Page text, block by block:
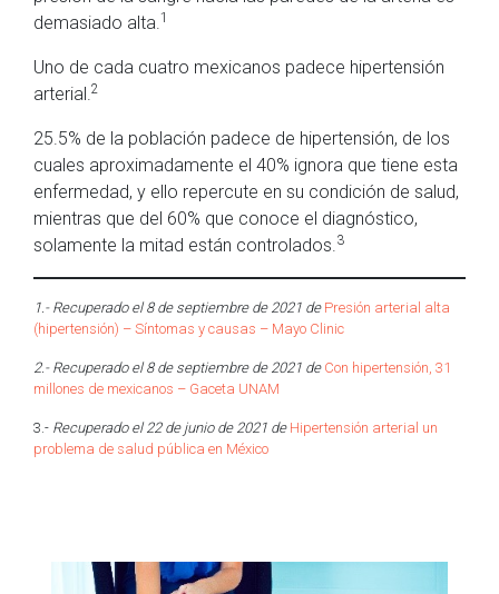
demasiado alta. 1
Uno de cada cuatro mexicanos padece hipertensión
arterial. 2
25.5% de la población padece de hipertensión, de los
cuales aproximadamente el 40% ignora que tiene esta
enfermedad, y ello repercute en su condición de salud,
mientras que del 60% que conoce el diagnóstico,
solamente la mitad están controlados. 3
1.- Recuperado el 8 de septiembre de 2021 de Presión arterial alta
(hipertensión) – Síntomas y causas – Mayo Clinic
2.- Recuperado el 8 de septiembre de 2021 de Con hipertensión, 31
millones de mexicanos – Gaceta UNAM
3.- Recuperado el 22 de junio de 2021 de Hipertensión arterial un
problema de salud pública en México